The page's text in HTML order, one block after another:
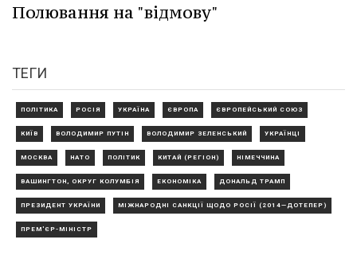
Полювання на "відмову"
ТЕГИ
ПОЛІТИКА РОСІЯ УКРАЇНА ЄВРОПА ЄВРОПЕЙСЬКИЙ СОЮЗ
КИЇВ ВОЛОДИМИР ПУТІН ВОЛОДИМИР ЗЕЛЕНСЬКИЙ УКРАЇНЦІ
МОСКВА НАТО ПОЛІТИК КИТАЙ (РЕГІОН) НІМЕЧЧИНА
ВАШИНГТОН, ОКРУГ КОЛУМБІЯ ЕКОНОМІКА ДОНАЛЬД ТРАМП
ПРЕЗИДЕНТ УКРАЇНИ МІЖНАРОДНІ САНКЦІЇ ЩОДО РОСІЇ (2014—ДОТЕПЕР)
ПРЕМ'ЄР-МІНІСТР